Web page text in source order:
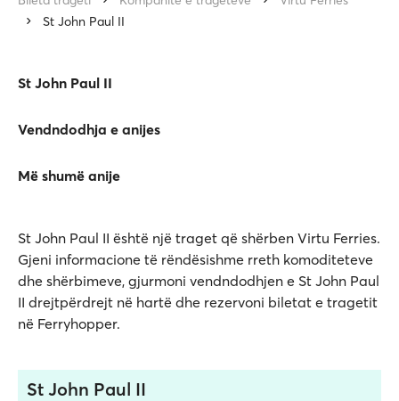
St John Paul II
St John Paul II
Vendndodhja e anijes
Më shumë anije
St John Paul II është një traget që shërben Virtu Ferries.
Gjeni informacione të rëndësishme rreth komoditeteve
dhe shërbimeve, gjurmoni vendndodhjen e St John Paul
II drejtpërdrejt në hartë dhe rezervoni biletat e tragetit
në Ferryhopper.
St John Paul II